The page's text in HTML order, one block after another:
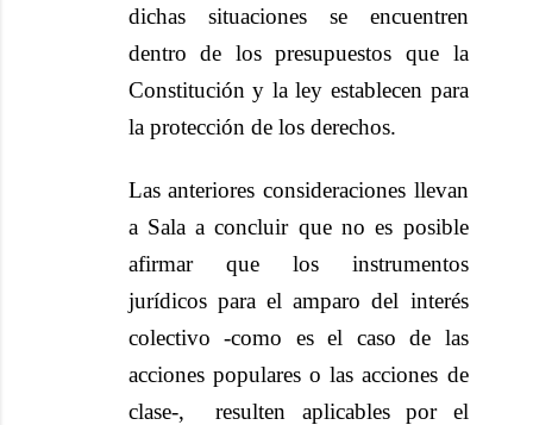
dichas situaciones se encuentren
dentro de los presupuestos que la
Constitución y la ley establecen para
la protección de los derechos.
Las anteriores consideraciones llevan
a Sala a concluir que no es posible
afirmar que los instrumentos
jurídicos para el amparo del interés
colectivo -como es el caso de las
acciones populares o las acciones de
clase-, resulten aplicables por el